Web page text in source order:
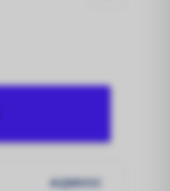
AQMVOC